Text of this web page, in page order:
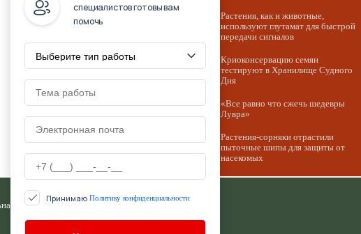
Растения, как и животные,
используют глутамат для быстрой
передачи сигналов
Криоконсервацию семян
тестируют в Хранилище Судного
Дня
«Все равно что сжечь шедевры
Лувра»
Растения-сорняки отрастили
пыточные шипы для защиты от
насекомых
специалистов готовы вам
помочь
Принимаю Политику конфиденциальности